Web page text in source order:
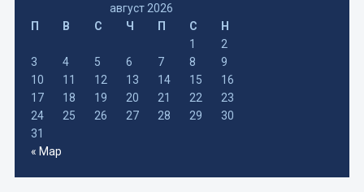
август 2026
П
В С Ч П С
Н
1
2
3
4 5 6 7 8
9
10
11 12 13 14 15
16
17
18 19 20 21 22
23
24
25 26 27 28 29
30
31
« Мар